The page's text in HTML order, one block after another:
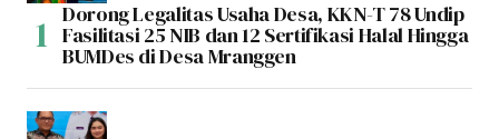
Dorong Legalitas Usaha Desa, KKN-T 78 Undip
Fasilitasi 25 NIB dan 12 Sertifikasi Halal Hingga
BUMDes di Desa Mranggen